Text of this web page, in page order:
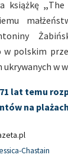
książkę „The
w polskim
ukrywanych w
lat temu
na
Chastain